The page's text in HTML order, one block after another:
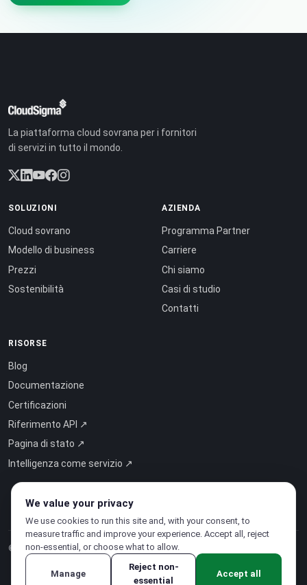
La piattaforma cloud sovrana per i fornitori
di servizi in tutto il mondo.
SOLUZIONI
Cloud sovrano
Modello di business
Prezzi
Sostenibilità
AZIENDA
Programma Partner
Carriere
Chi siamo
Casi di studio
Contatti
RISORSE
Blog
Documentazione
Certificazioni
Riferimento API ↗
Pagina di stato ↗
Intelligenza come servizio ↗
© 2026 CloudSigma Holding AG.Tutti i diritti riservati
We value your privacy
We use cookies to run this site and, with your consent, to
measure traffic and improve your experience. Accept all, reject
non-essential, or choose what to allow.
Manage
Reject non-
essential
Accept all